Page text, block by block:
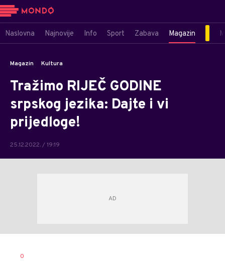
Naslovna Najnovije Info Sport Zabava Magazin
Magazin Kultura
Tražimo RIJEČ GODINE
srpskog jezika: Dajte i vi
prijedloge!
25.12.2022. / 19:19
AUTOR
0